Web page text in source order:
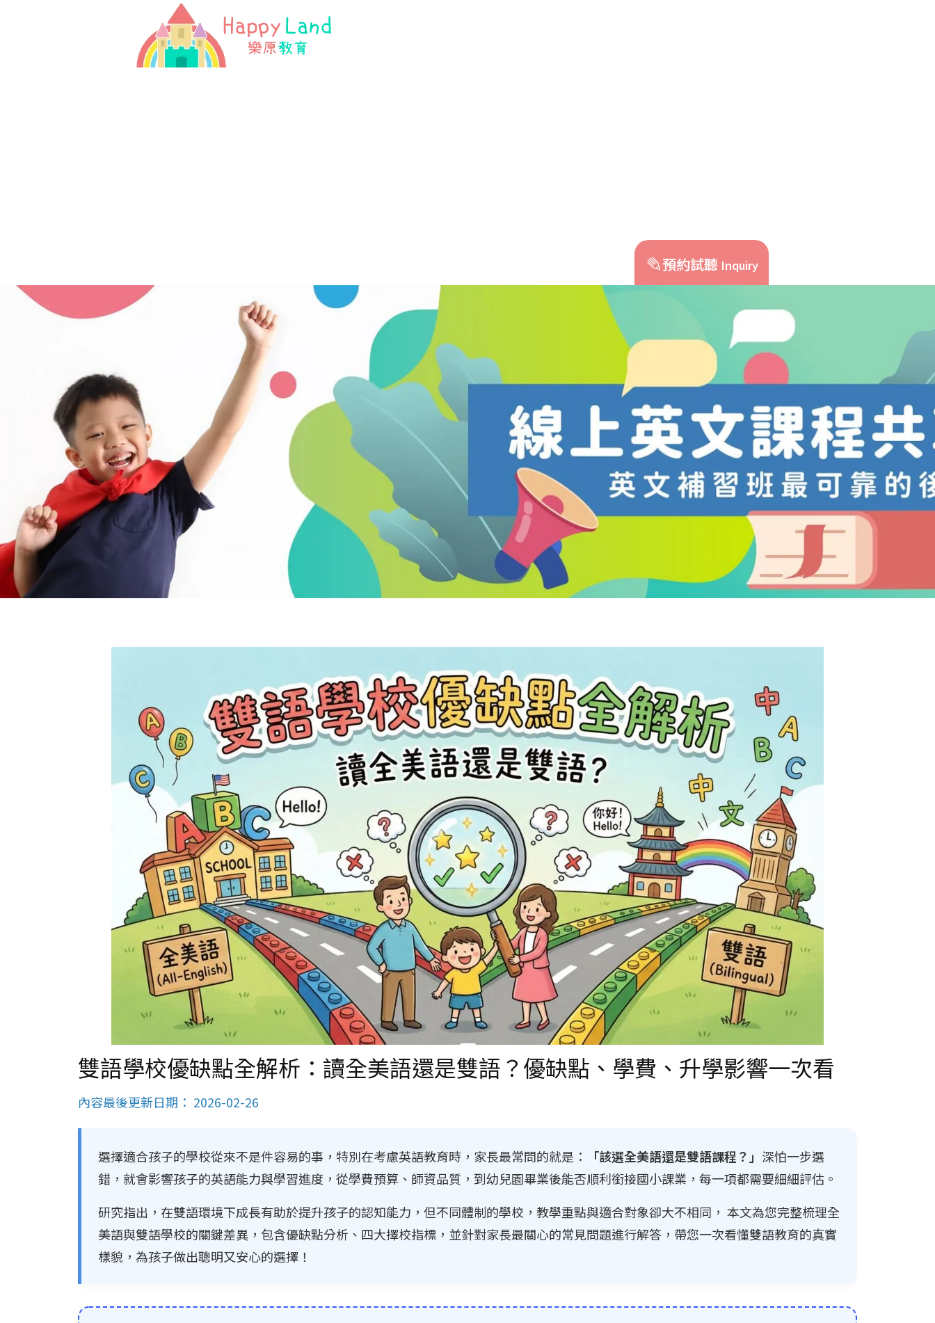
預約試聽 Inquiry
雙語學校優缺點全解析：讀全美語還是雙語？優缺點、學費、升學影響一次看
內容最後更新日期： 2026-02-26
選擇適合孩子的學校從來不是件容易的事，特別在考慮英語教育時，家長最常問的就是： 「該選全美語還是雙語課程？」 深怕一步選
錯，就會影響孩子的英語能力與學習進度，從學費預算、師資品質，到幼兒園畢業後能否順利銜接國小課業，每一項都需要細細評估。
研究指出，在雙語環境下成長有助於提升孩子的認知能力，但不同體制的學校，教學重點與適合對象卻大不相同， 本文為您完整梳理全
美語與雙語學校的關鍵差異，包含優缺點分析、四大擇校指標，並針對家長最關心的常見問題進行解答，帶您一次看懂雙語教育的真實
樣貌，為孩子做出聰明又安心的選擇！